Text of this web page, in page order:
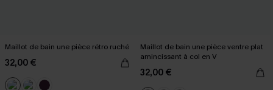
Maillot de bain une pièce rétro ruché
32,00 €
Maillot de bain une pièce ventre plat
amincissant à col en V
32,00 €